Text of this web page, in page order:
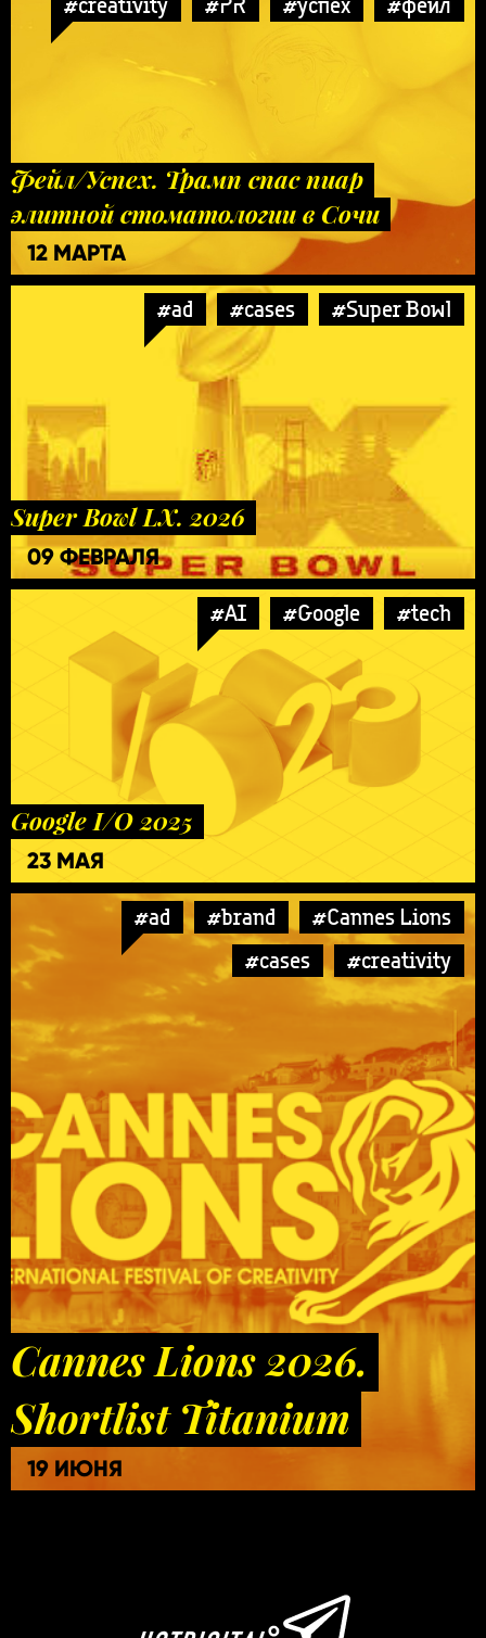
Фейл/Успех. Трамп спас пиар
элитной стоматологии в Сочи
12 МАРТА
#ad #cases #Super Bowl
Super Bowl LX. 2026
09 ФЕВРАЛЯ
#AI #Google #tech
Google I/O 2025
23 МАЯ
#ad #brand
#Cannes Lions
#cases
#creativity
Cannes Lions 2026.
Shortlist Titanium
19 ИЮНЯ